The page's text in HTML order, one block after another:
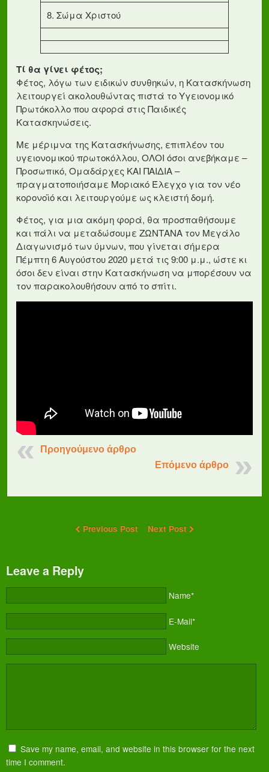
8. Σώμα Χριστού
Τί θα γίνει φέτος;
Φέτος, λόγω των ειδικών συνθηκών, η Κατασκήνωση
λειτουργεί ακολουθώντας πιστά το Υγειονομικό
Πρωτόκολλο που αφορά στις Παιδικές
Κατασκηνώσεις.
Με μέριμνα της Κατασκήνωσης, επιπλέον του
υγειονομικού πρωτοκόλλου, ΟΛΟΙ όσοι ανεβήκαμε –
Προσωπικό, Ομαδάρχες ΚΑΙ ΠΑΙΔΙΑ –
πραγματοποιήσαμε Μοριακό Έλεγχο για τον νέο
κορονοϊό και λειτουργούμε ως κλειστή δομή.
Φέτος, για μια ακόμη φορά, θα προσπαθήσουμε
και πάλι να μεταδώσουμε ΖΩΝΤΑΝΑ τον Μεγάλο
Διαγωνισμό των ύμνων, που γίνεται σήμερα
Πέμπτη 6 Αυγούστου 2020 μετά τις 9:00 μ.μ., ώστε κι
όσοι δεν είναι στην Κατασκήνωση να μπορέσουν να
τον παρακολουθήσουν από το σπίτι.
Προηγούμενο άρθρο
Επόμενο άρθρο
Previous Post Next Post
Leave a Reply
Name*
E-Mail*
Website
Save my name, email, and website in this browser for the next
time I comment.